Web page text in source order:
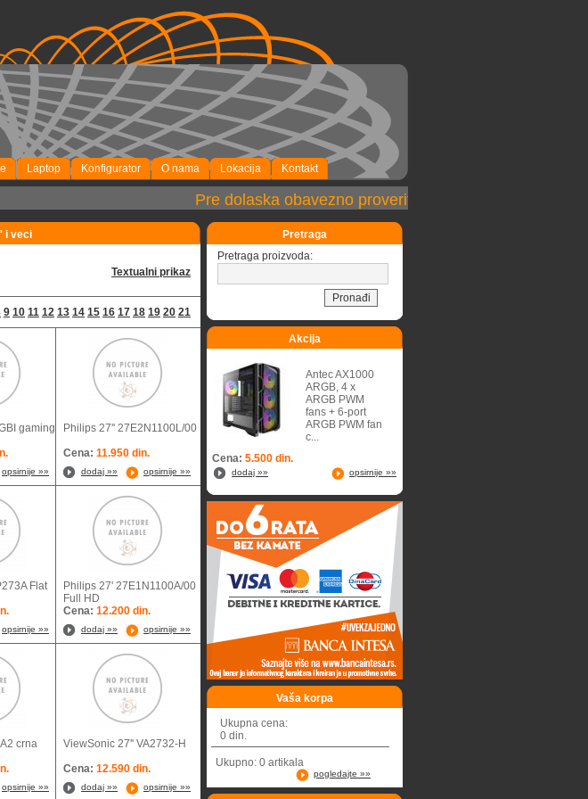
Laptop Konfigurator O nama Lokacija Kontakt
Pre dolaska obavezno proveriti dostupnost robe!
i veci
Textualni prikaz
9 10 11 12 13 14 15 16 17 18 19 20 21
gaming
opsirnije »»
Philips 27'' 27E2N1100L/00
Cena: 11.950 din.
dodaj »» opsirnije »»
Flat
opsirnije »»
Philips 27' 27E1N1100A/00
Full HD
Cena: 12.200 din.
dodaj »» opsirnije »»
crna
opsirnije »»
ViewSonic 27'' VA2732-H
Cena: 12.590 din.
dodaj »» opsirnije »»
Pretraga
Pretraga proizvoda:
Akcija
Antec AX1000
ARGB, 4 x
ARGB PWM
fans + 6-port
ARGB PWM fan
c...
Cena: 5.500 din.
dodaj »» opsirnije »»
Vaša korpa
Ukupna cena:
0 din.
Ukupno: 0 artikala
pogledajte »»